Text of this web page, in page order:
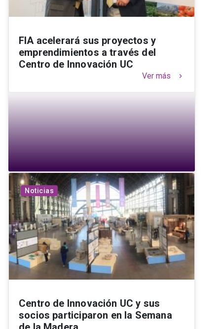
FIA acelerará sus proyectos y
emprendimientos a través del
Centro de Innovación UC
Ver más keyboard_arrow_right
Noticias
Centro de Innovación UC y sus
socios participaron en la Semana